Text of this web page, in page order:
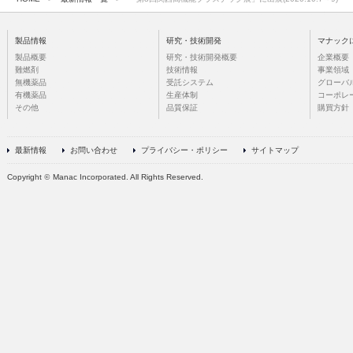
製品情報
製品概要
難燃剤
無機薬品
有機薬品
その他
研究・技術開発
研究・技術開発概要
技術情報
受託システム
生産体制
品質保証
マナック
企業概要
事業領域
グローバ
コーポレ
購買方針
最新情報 お問い合わせ プライバシー・ポリシー サイトマップ
Copyright © Manac Incorporated. All Rights Reserved.